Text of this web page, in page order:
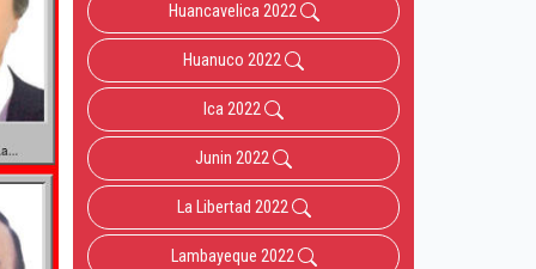
Huancavelica 2022
Huanuco 2022
Ica 2022
Junin 2022
La Libertad 2022
Lambayeque 2022